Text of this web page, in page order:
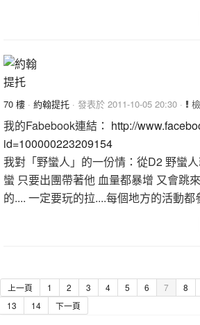
70 樓 · 約翰提托 · 發表於 2011-10-05 20:30 ·
我的Fabebook連結： http://
id=100000223209154
我對「野蠻人」的一份情：從D2 野蠻
蠻 只要出團帶著他 血量都暴增 又會跳
的.... 一定要玩的拉....每個地方的活動都
上一頁 1 2 3 4 5 6 7 8
13
14 下一頁